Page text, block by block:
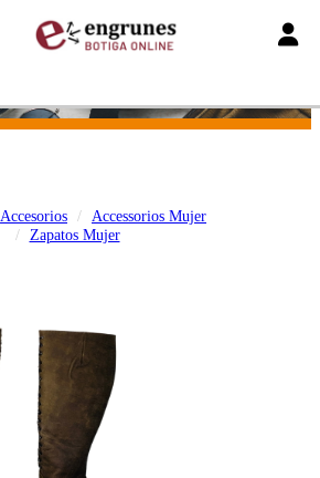
Accesorios
Accessorios Mujer
Zapatos Mujer